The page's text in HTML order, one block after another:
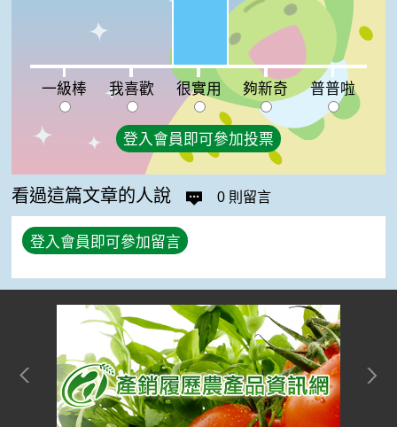
一級棒:0% 我喜歡:0% 夠新奇:0%普普啦:0%
一級棒 我喜歡 很實用 夠新奇 普普啦
登入會員即可參加投票
看過這篇文章的人說 0 則留言
登入會員即可參加留言